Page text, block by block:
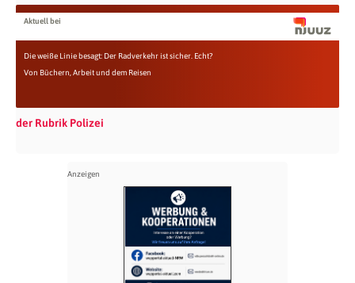
Aktuell bei
Die weiße Linie besagt: Der Radverkehr ist sicher. Echt?
Von Büchern, Arbeit und dem Reisen
der Rubrik Polizei